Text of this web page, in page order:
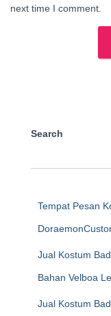
next time I comment.
Search
Tempat Pesan
Jual Kostum
Bahan Velboa
Jual Kostum